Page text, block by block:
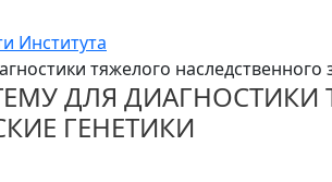
Института
тяжелого
ДЛЯ ДИАГНОСТИКИ
ГЕНЕТИКИ